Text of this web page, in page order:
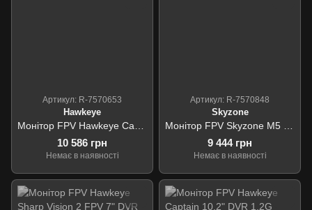
Артикул: R-7570653
Hawkeye
10 586 грн
Немає в наявності
Артикул: R-7570848
Skyzone
9 444 грн
Немає в наявності